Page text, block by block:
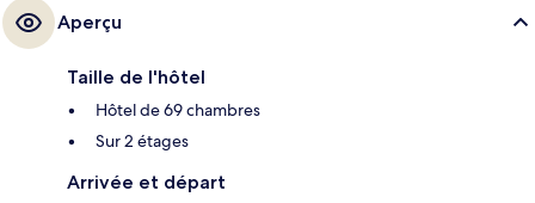
Aperçu
Taille de l'hôtel
Hôtel de 69 chambres
Sur 2 étages
Arrivée et départ